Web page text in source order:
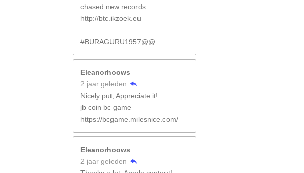
chased new records
http://btc.ikzoek.eu
#BURAGURU1957@@
Eleanorhoows
2 jaar geleden
Nicely put, Appreciate it!
jb coin bc game
https://bcgame.milesnice.com/
Eleanorhoows
2 jaar geleden